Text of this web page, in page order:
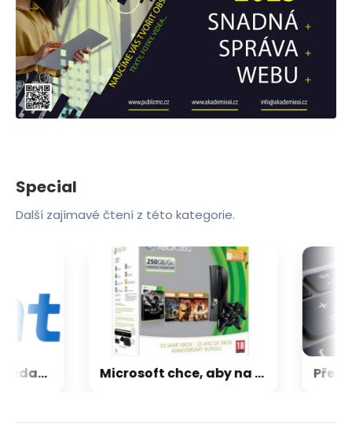
Special
Další zajímavé čtení z této kategorie.
CXMT odmítla požadavky Applu, nenechá si diktovat ceny Microsoft chce, aby na Xbox Helix běhaly všechny hry, které kdy vyšly pro Xbox